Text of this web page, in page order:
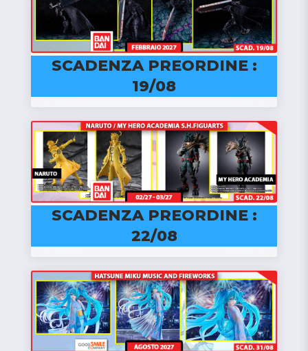
SCADENZA PREORDINE :
19/08
SCADENZA PREORDINE :
22/08